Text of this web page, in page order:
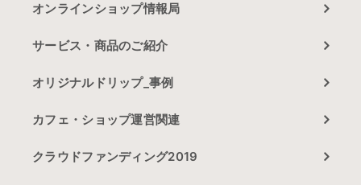
オンラインショップ情報局
サービス・商品のご紹介
オリジナルドリップ_事例
カフェ・ショップ運営関連
クラウドファンディング2019